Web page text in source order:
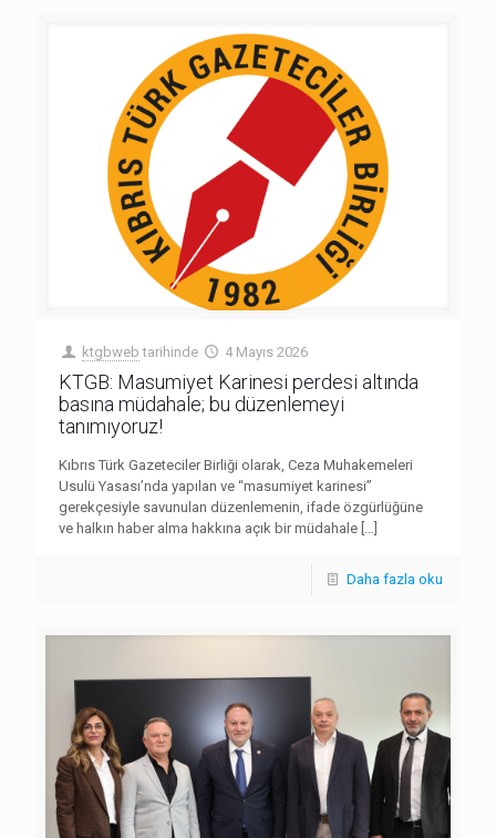
ktgbweb tarihinde 4 Mayıs 2026
KTGB: Masumiyet Karinesi perdesi altında
basına müdahale; bu düzenlemeyi
tanımıyoruz!
Kıbrıs Türk Gazeteciler Birliği olarak, Ceza Muhakemeleri
Usulü Yasası’nda yapılan ve “masumiyet karinesi”
gerekçesiyle savunulan düzenlemenin, ifade özgürlüğüne
ve halkın haber alma hakkına açık bir müdahale
Daha fazla oku